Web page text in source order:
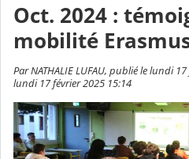
Oct. 2024 :
mobilité
Par NATHALIE LUFAU, publié le lundi
lundi 17 février 2025 15:14